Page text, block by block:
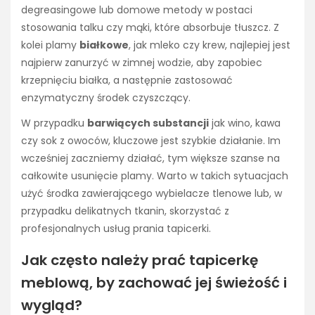
degreasingowe lub domowe metody w postaci
stosowania talku czy mąki, które absorbuje tłuszcz. Z
kolei plamy białkowe, jak mleko czy krew, najlepiej jest
najpierw zanurzyć w zimnej wodzie, aby zapobiec
krzepnięciu białka, a następnie zastosować
enzymatyczny środek czyszczący.
W przypadku barwiących substancji jak wino, kawa
czy sok z owoców, kluczowe jest szybkie działanie. Im
wcześniej zaczniemy działać, tym większe szanse na
całkowite usunięcie plamy. Warto w takich sytuacjach
użyć środka zawierającego wybielacze tlenowe lub, w
przypadku delikatnych tkanin, skorzystać z
profesjonalnych usług prania tapicerki.
Jak często należy prać tapicerkę
meblową, by zachować jej świeżość i
wygląd?